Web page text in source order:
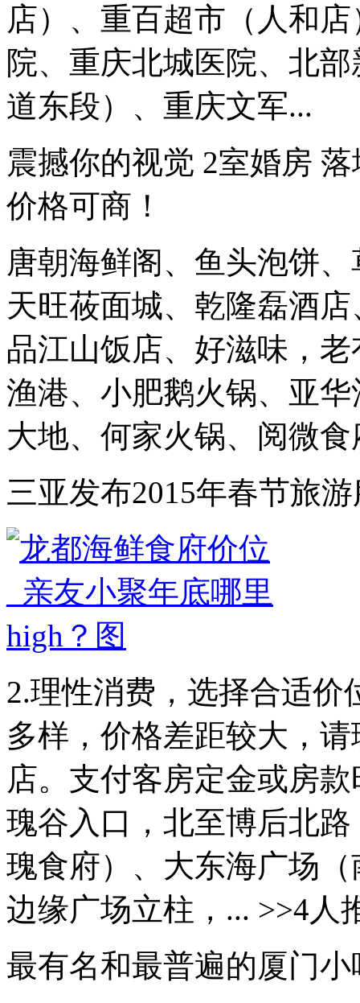
店）、重百超市（人和
院、重庆北城医院、北
道东段）、重庆文军...
震撼你的视觉 2室婚房
价格可商！
唐朝海鲜阁、鱼头泡饼
天旺莜面城、乾隆磊酒
品江山饭店、好滋味，
渔港、小肥鹅火锅、亚
大地、何家火锅、阅微
三亚发布2015年春节旅
2.理性消费，选择合适
多样，价格差距较大，
店。支付客房定金或房
瑰谷入口，北至博后北
瑰食府）、大东海广场
边缘广场立柱，... >>4人
最有名和最普遍的厦门小